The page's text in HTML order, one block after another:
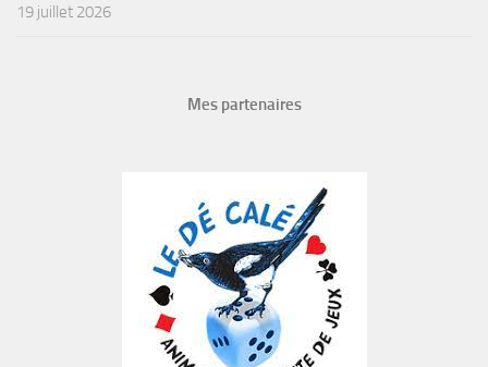
19 juillet 2026
Mes partenaires